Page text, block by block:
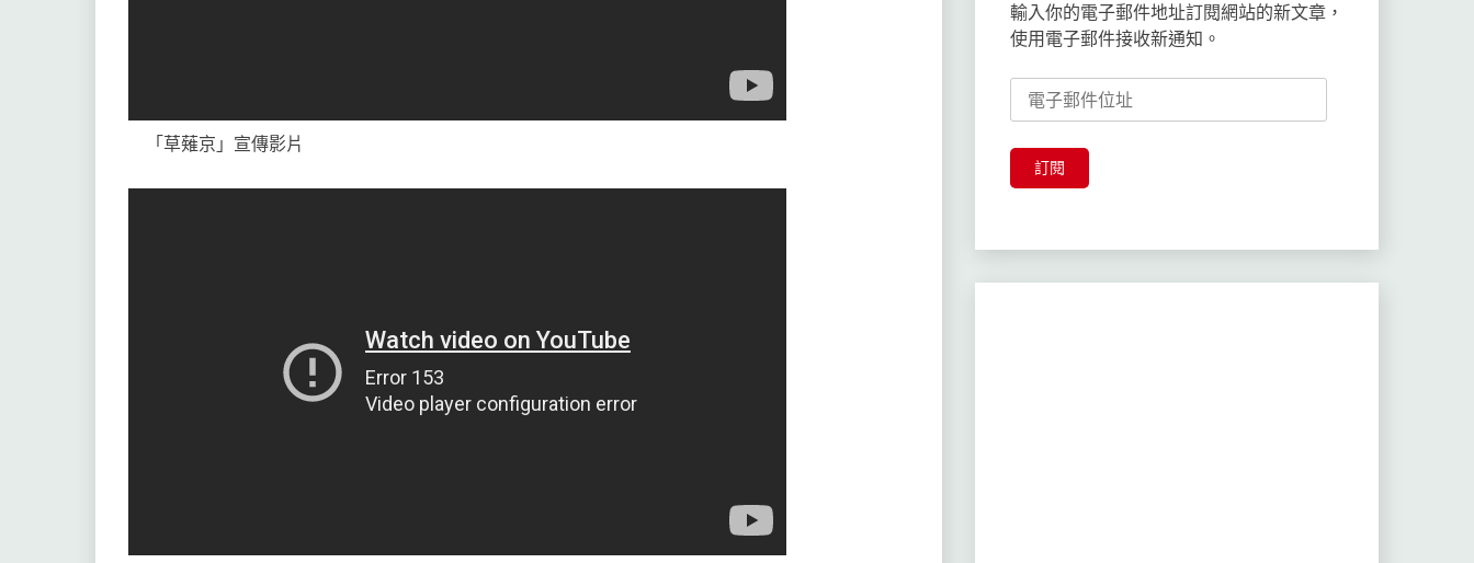
「草薙京」宣傳影片
輸入你的電子郵件地址訂閱網站的新文章，
使用電子郵件接收新通知。
子
郵
位
訂閱